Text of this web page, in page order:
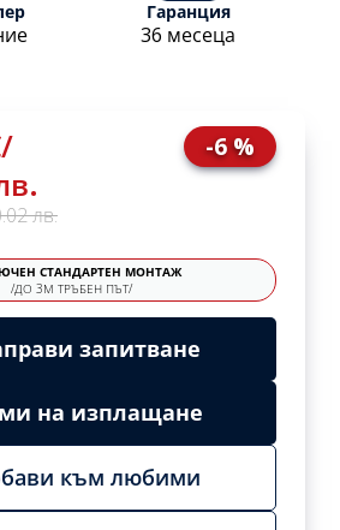
/
лв.
-6 %
СТАНДАРТЕН МОНТАЖ
/ДО 3М ТРЪБЕН ПЪТ/
запитване
на изплащане
към любими
Гаранция
36 месеца